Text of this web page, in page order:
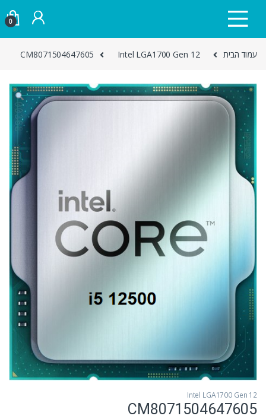
0
עמוד הבית Intel LGA1700 Gen 12
CM8071504647605
Intel LGA1700 Gen 12
CM8071504647605